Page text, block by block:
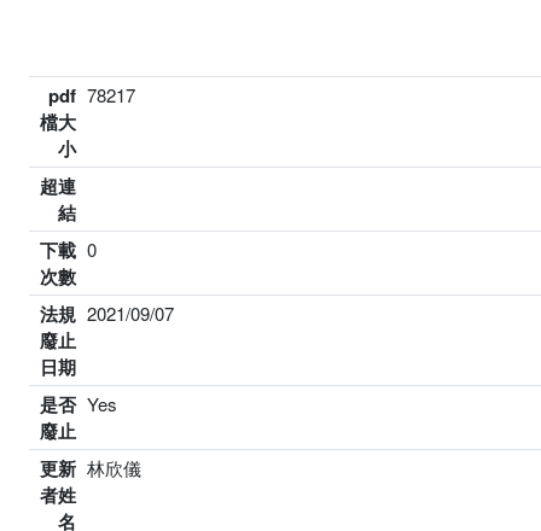
pdf
檔大
小
78217
超連
結
下載
次數
0
法規
廢止
日期
2021/09/07
是否
廢止
Yes
更新
者姓
名
林欣儀